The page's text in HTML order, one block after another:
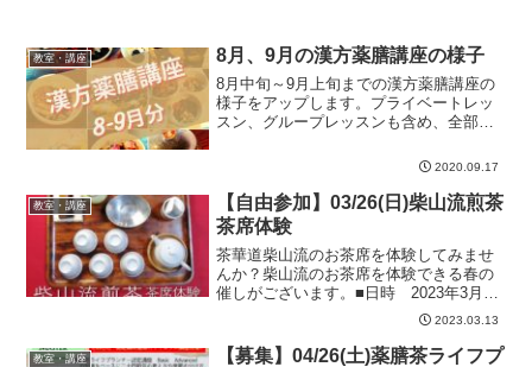
教室・講座 8月、9月の漢方薬膳講座の様子
8月中旬～9月上旬までの漢方薬膳講座の
様子をアップします。プライベートレッ
スン、グループレッスンも含め、全部で8
定コースまで全ての講座を受講された方
ートレッスン、グル...
2020.09.17
教室・講座
【自由参加】03/26(日)柴山流煎茶
茶席体験
茶華道柴山流のお茶席を体験してみませ
んか？柴山流のお茶席を体験できる春の
催しがございます。■日時 2023年3月26
日(日) 10:00～16:00■場所 山口ふるさ
と伝承センター みやび館■体験料 500円
(税込)※直接現地にお越しくださ...
2023.03.13
教室・講座
【募集】04/26(土)薬膳茶ライフプ